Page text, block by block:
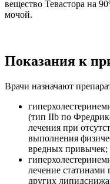
вещество Тевастора на
мочой.
Показания к
Врачи назначают
(тип IIb по
лечения при
выполнения
вредных привычек;
лечение
других